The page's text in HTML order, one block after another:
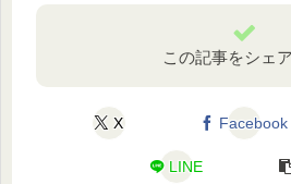
この記事をシェ
X Facebook
LINE